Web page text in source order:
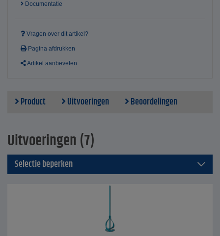
Documentatie
Vragen over dit artikel?
Pagina afdrukken
Artikel aanbevelen
Product Uitvoeringen Beoordelingen
Uitvoeringen (7)
Selectie beperken